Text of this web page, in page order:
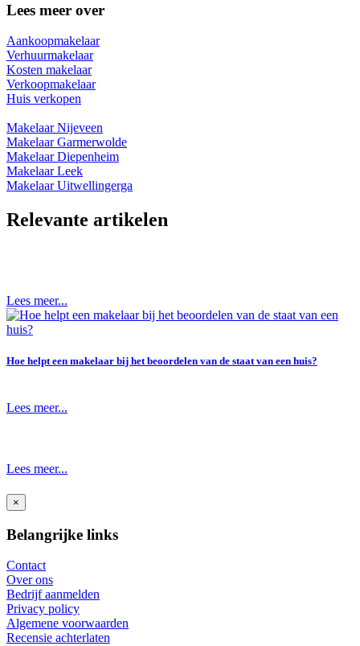
Lees meer over
Aankoopmakelaar
Verhuurmakelaar
Kosten makelaar
Verkoopmakelaar
Huis verkopen
Makelaar Nijeveen
Makelaar Garmerwolde
Makelaar Diepenheim
Makelaar Leek
Makelaar Uitwellingerga
Relevante artikelen
Lees meer...
Hoe helpt een makelaar bij het beoordelen van de staat van een huis?
Lees meer...
Lees meer...
×
Belangrijke links
Contact
Over ons
Bedrijf aanmelden
Privacy policy
Algemene voorwaarden
Recensie achterlaten